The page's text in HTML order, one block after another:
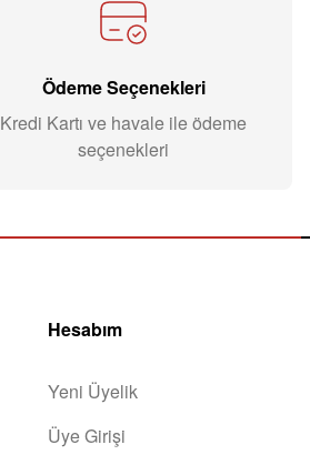
Ödeme Seçenekleri
Kredi Kartı ve havale ile ödeme
seçenekleri
Hesabım
Yeni Üyelik
Üye Girişi